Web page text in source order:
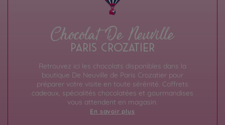
Chocolat De Neuville
PARIS CROZATIER
Retrouvez ici les chocolats disponibles dans la
boutique De Neuville de Paris Crozatier pour
préparer votre visite en toute sérénité. Coffrets
cadeaux, spécialités chocolatées et gourmandises
vous attendent en magasin.
En savoir plus